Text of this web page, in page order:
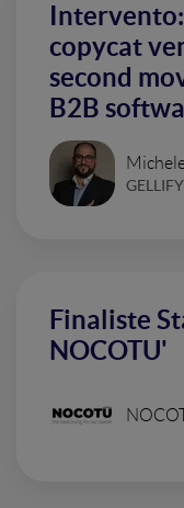
copycat
second
B2B
GELLIFY
Finaliste
NOCOTU'